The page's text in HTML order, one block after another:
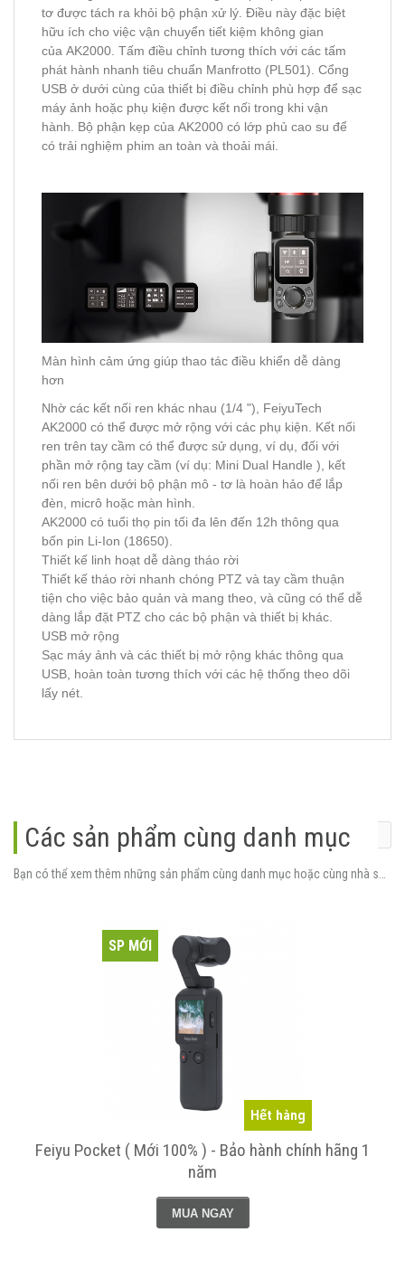
tơ được tách ra khỏi bộ phận xử lý. Điều này đặc biệt
hữu ích cho việc vận chuyển tiết kiệm không gian
của AK2000. Tấm điều chỉnh tương thích với các tấm
phát hành nhanh tiêu chuẩn Manfrotto (PL501). Cổng
USB ở dưới cùng của thiết bị điều chỉnh phù hợp để sạc
máy ảnh hoặc phụ kiện được kết nối trong khi vận
hành. Bộ phận kẹp của AK2000 có lớp phủ cao su để
có trải nghiệm phim an toàn và thoải mái.
Màn hình cảm ứng giúp thao tác điều khiển dễ dàng
hơn
Nhờ các kết nối ren khác nhau (1/4 "), FeiyuTech
AK2000 có thể được mở rộng với các phụ kiện. Kết nối
ren trên tay cầm có thể được sử dụng, ví dụ, đối với
phần mở rộng tay cầm (ví dụ: Mini Dual Handle ), kết
nối ren bên dưới bộ phận mô - tơ là hoàn hảo để lắp
đèn, micrô hoặc màn hình.
AK2000 có tuổi thọ pin tối đa lên đến 12h thông qua
bốn pin Li-Ion (18650).
Thiết kế linh hoạt dễ dàng tháo rời
Thiết kế tháo rời nhanh chóng PTZ và tay cầm thuận
tiện cho việc bảo quản và mang theo, và cũng có thể dễ
dàng lắp đặt PTZ cho các bộ phận và thiết bị khác.
USB mở rộng
Sạc máy ảnh và các thiết bị mở rộng khác thông qua
USB, hoàn toàn tương thích với các hệ thống theo dõi
lấy nét.
Các sản phẩm cùng danh mục
Bạn có thể xem thêm những sản phẩm cùng danh mục hoặc cùng nhà sản xuất.
Hết hàng
Pocket ( Mới 100% ) - Bảo hành chính hãng 1
MUA NGAY
Feiyu